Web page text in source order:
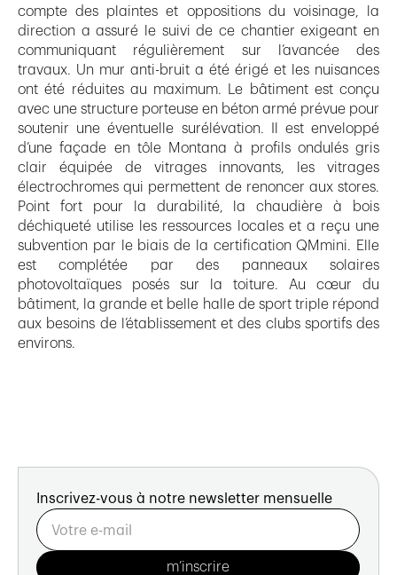
compte des plaintes et oppositions du voisinage, la
direction a assuré le suivi de ce chantier exigeant en
communiquant régulièrement sur l’avancée des
travaux. Un mur anti-bruit a été érigé et les nuisances
ont été réduites au maximum. Le bâtiment est conçu
avec une structure porteuse en béton armé prévue pour
soutenir une éventuelle surélévation. Il est enveloppé
d’une façade en tôle Montana à profils ondulés gris
clair équipée de vitrages innovants, les vitrages
électrochromes qui permettent de renoncer aux stores.
Point fort pour la durabilité, la chaudière à bois
déchiqueté utilise les ressources locales et a reçu une
subvention par le biais de la certification QMmini. Elle
est complétée par des panneaux solaires
photovoltaïques posés sur la toiture. Au cœur du
bâtiment, la grande et belle halle de sport triple répond
aux besoins de l’établissement et des clubs sportifs des
environs.
Inscrivez-vous à notre newsletter mensuelle